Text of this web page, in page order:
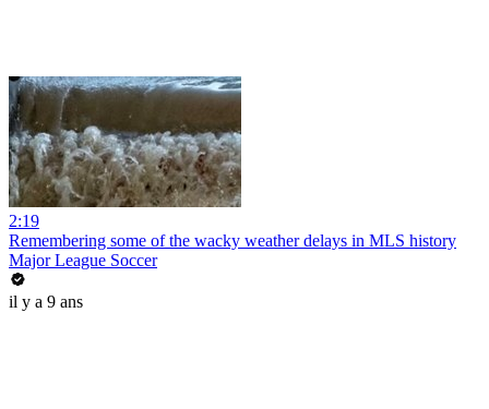
2:19
Remembering some of the wacky weather delays in MLS history
Major League Soccer
il y a 9 ans